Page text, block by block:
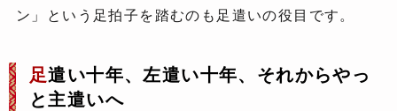
ン」という足拍子を踏むのも足遣いの役目です。
足遣い十年、左遣い十年、それからやっ
と主遣いへ